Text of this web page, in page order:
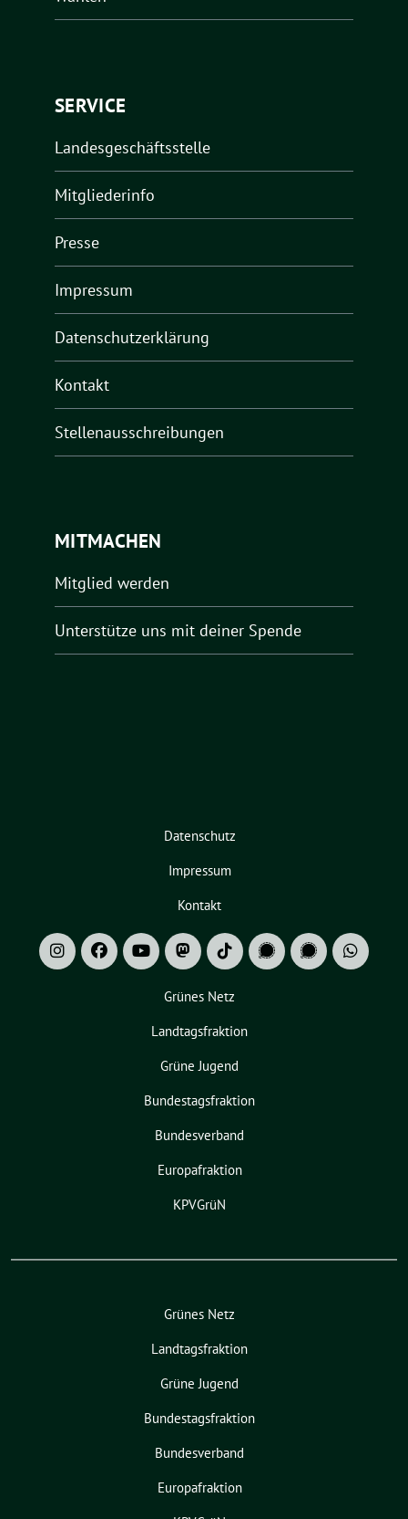
SERVICE
Landesgeschäftsstelle
Mitgliederinfo
Presse
Impressum
Datenschutzerklärung
Kontakt
Stellenausschreibungen
MITMACHEN
Mitglied werden
Unterstütze uns mit deiner Spende
Datenschutz
Impressum
Kontakt
Grünes Netz
Landtagsfraktion
Grüne Jugend
Bundestagsfraktion
Bundesverband
Europafraktion
KPVGrüN
Grünes Netz
Landtagsfraktion
Grüne Jugend
Bundestagsfraktion
Bundesverband
Europafraktion